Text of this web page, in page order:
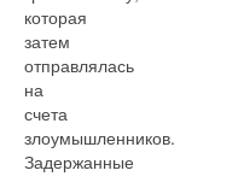
которая
затем
отправлялась
на
счета
злоумышленников.
Задержанные